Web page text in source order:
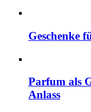
Geschenke
Parfum als
Anlass